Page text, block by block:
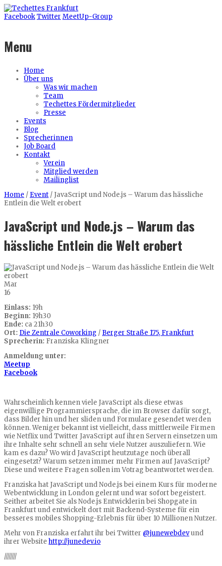
FacebookTwitter MeetUp-Group
Menu
Home
Über uns
Was wir machen
Team
Techettes Fördermitglieder
Presse
Events
Blog
Sprecherinnen
Job Board
Kontakt
Verein
Mitglied werden
Mailinglist
Home / Event /JavaScript und Node.js – Warum das hässliche
Entlein die Welt erobert
JavaScript und Node.js – Warum das
hässliche Entlein die Welt erobert
Mar
16
Einlass: 19h
Beginn: 19h30
Ende: ca 21h30
Ort: Die Zentrale Coworking / Berger Straße 175, Frankfurt
Sprecherin: Franziska Klingner
Anmeldung unter:
Meetup
Facebook
Wahrscheinlich kennen viele JavaScript als diese etwas
eigenwillige Programmiersprache, die im Browser dafür sorgt,
dass Bilder hin und her sliden und Formulare gesendet werden
können. Weniger bekannt ist vielleicht, dass mittlerweile Firmen
wie Netflix und Twitter JavaScript auf ihren Servern einsetzen um
ihre Inhalte sehr schnell an sehr viele Nutzer auszuliefern. Wie
kam es dazu? Wo wird JavaScript heutzutage noch überall
eingesetzt? Warum setzen immer mehr Firmen auf JavaScript?
Diese und weitere Fragen sollen im Votrag beantwortet werden.
Franziska hat JavaScript und Node.js bei einem Kurs für moderne
Webentwicklung in London gelernt und war sofort begeistert.
Seither arbeitet Sie als Node.js Entwicklerin bei Shopgate in
Frankfurt und entwickelt dort mit Backend-Systeme für ein
besseres mobiles Shopping-Erlebnis für über 10 Millionen Nutzer.
Mehr von Franziska erfahrt ihr bei Twitter @junewebdevund
ihrer Website http://junedev.io
////////